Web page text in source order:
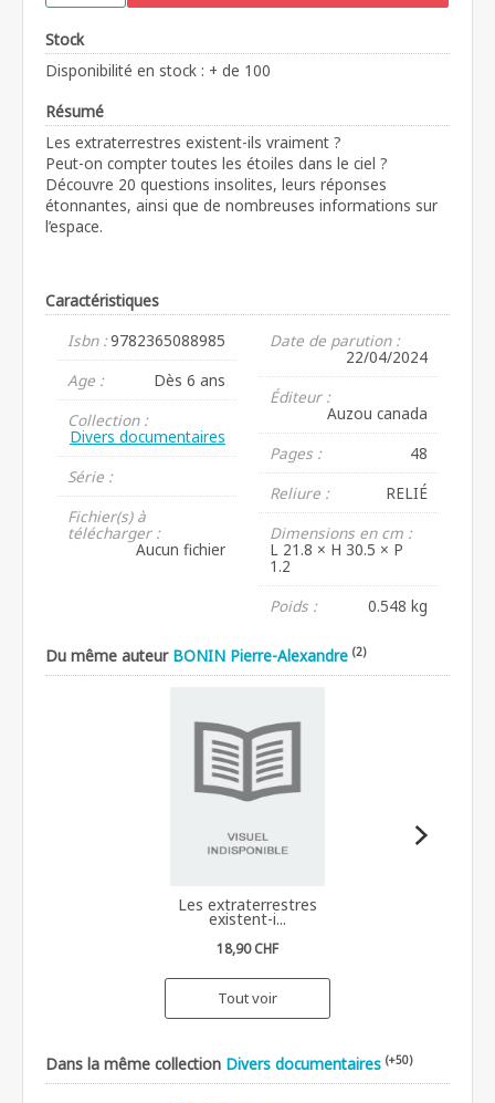
Stock
Disponibilité en stock : + de 100
Résumé
Les extraterrestres existent-ils vraiment ?
Peut-on compter toutes les étoiles dans le ciel ?
Découvre 20 questions insolites, leurs réponses
étonnantes, ainsi que de nombreuses informations sur
l’espace.
Caractéristiques
Isbn :9782365088985
Age :
Dès 6 ans
Collection :
Divers documentaires
Série :
Fichier(s) à
télécharger :
Aucun fichier
Date de parution :
22/04/2024
Éditeur :
Auzou canada
Pages :
48
Reliure :
RELIÉ
Dimensions en cm :
L 21.8 × H 30.5 × P
1.2
Poids :
0.548 kg
Du même auteur BONIN Pierre-Alexandre (2)
Les extraterrestres
existent-i...
18,90 CHF
Tout voir
Dans la même collection Divers documentaires (+50)